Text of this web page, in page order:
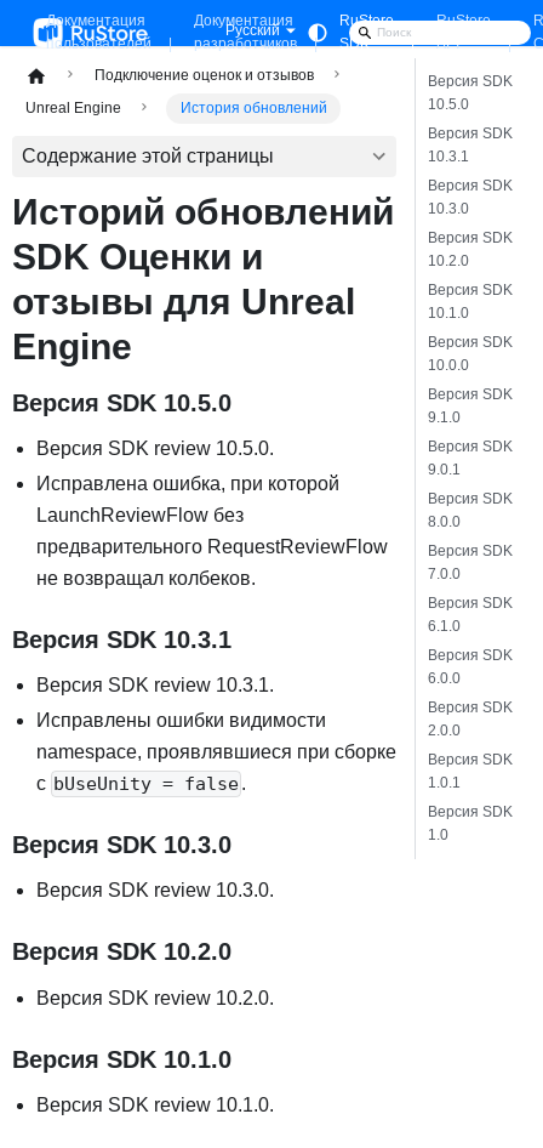
Документация
пользователей
Документация
разработчиков
RuStore
SDK
RuStore
API
Русский
Подключение оценок и отзывов
Unreal Engine
История обновлений
Содержание этой страницы
Историй обновлений
SDK Оценки и
отзывы для Unreal
Engine
Версия SDK 10.5.0
Версия SDK review 10.5.0.
Исправлена ошибка, при которой
LaunchReviewFlow без
предварительного RequestReviewFlow
не возвращал колбеков.
Версия SDK 10.3.1
Версия SDK review 10.3.1.
Исправлены ошибки видимости
namespace, проявлявшиеся при сборке
с bUseUnity = false.
Версия SDK 10.3.0
Версия SDK review 10.3.0.
Версия SDK 10.2.0
Версия SDK review 10.2.0.
Версия SDK 10.1.0
Версия SDK review 10.1.0.
Версия SDK
10.5.0
Версия SDK
10.3.1
Версия SDK
10.3.0
Версия SDK
10.2.0
Версия SDK
10.1.0
Версия SDK
10.0.0
Версия SDK
9.1.0
Версия SDK
9.0.1
Версия SDK
8.0.0
Версия SDK
7.0.0
Версия SDK
6.1.0
Версия SDK
6.0.0
Версия SDK
2.0.0
Версия SDK
1.0.1
Версия SDK
1.0